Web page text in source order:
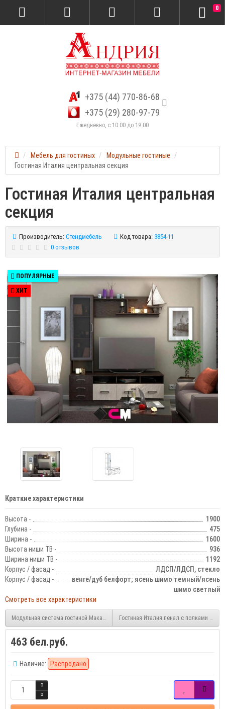
+375 (44) 770-86-68
+375 (29) 280-97-79
Ежедневно, с 10:00 до 19:00
0
Мебель для гостиных
Модульные гостиные
Гостиная Италия центральная секция
Гостиная Италия центральная
секция
Производитель: Стендмебель Код товара: 3854-11
0 отзывов
ПОПУЛЯРНЫЕ
ХИТ
Краткие характеристики
Высота -
1900
Глубина -
475
Ширина -
1600
Высота ниши ТВ -
936
Ширина ниши ТВ -
1192
Корпус / фасад -
ЛДСП/ЛДСП, стекло
Корпус / фасад -
венге/дуб белфорт; ясень шимо темный/ясень
шимо светлый
Смотреть все характеристики
Модульная система гостиной Макарена МДФГостиная Италия пенал с полками
463 бел.руб.
Наличие: Распродано